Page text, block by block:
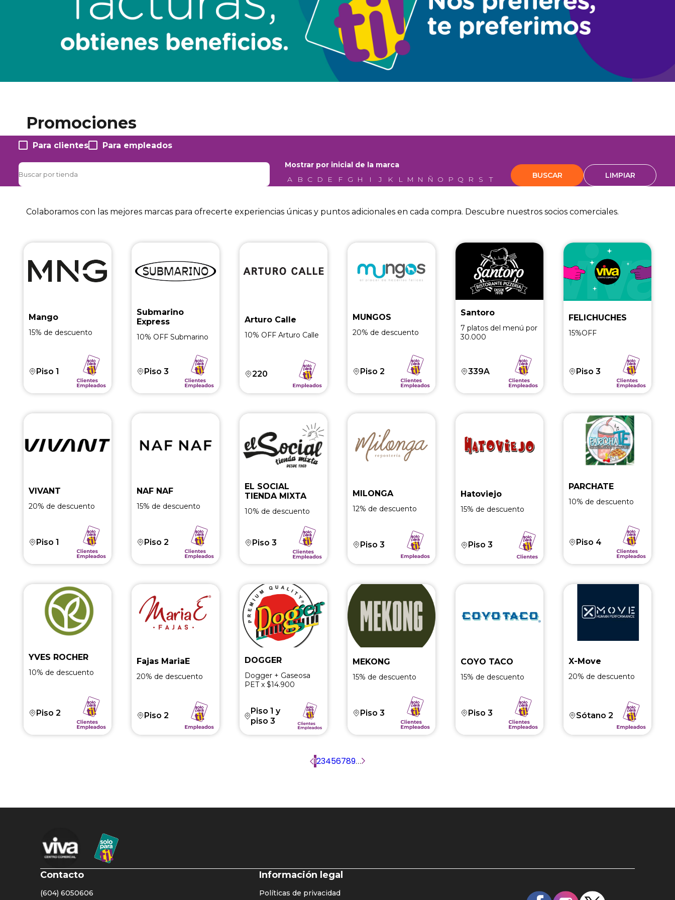
Promociones
Para clientes Para empleados
Mostrar por inicial de la marca
A
B C D E F G H I J K L M N Ñ O P Q R S T V X Y Z
Colaboramos con las mejores marcas para ofrecerte experiencias únicas y puntos adicionales en cada compra. Descubre nuestros socios comerciales.
Mango
15% de descuento
Piso 1
Submarino
Express
10% OFF Submarino
Piso 3
Arturo Calle
10% OFF Arturo Calle
220
MUNGOS
20% de descuento
Piso 2
Santoro
7 platos del menú por
30.000
339A
FELICHUCHES
15%OFF
Piso 3
VIVANT
20% de descuento
Piso 1
NAF NAF
15% de descuento
Piso 2
EL SOCIAL
TIENDA MIXTA
10% de descuento
Piso 3
MILONGA
12% de descuento
Piso 3
Hatoviejo
15% de descuento
Piso 3
PARCHATE
10% de descuento
Piso 4
YVES ROCHER
10% de descuento
Piso 2
Fajas MariaE
20% de descuento
Piso 2
DOGGER
Dogger + Gaseosa
PET x $14.900
Piso 1 y
piso 3
MEKONG
15% de descuento
Piso 3
COYO TACO
15% de descuento
Piso 3
X-Move
20% de descuento
Sótano 2
Página
1Página
2Página
3Página
4Página
5Página
6Página
7Página
8Página
9…Siguiente
Contacto
(604) 6050606
Listado
enlaces
Información legal
Políticas de privacidad Redes